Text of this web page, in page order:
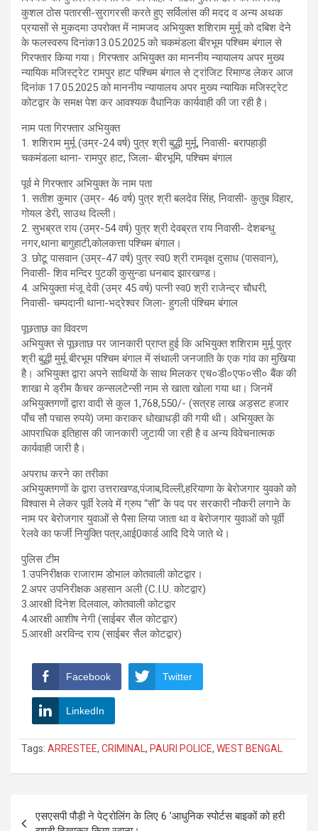
कुशल ठोस पतारसी-सुरागरसी करते हुए सर्विलांस की मदद व अन्य अथक
प्रयासों से मुकदमा उपरोक्त में नामजद अभियुक्त शशिराम मुर्मू को दबिश देने
के फलस्वरुप दिनांक13.05.2025 को चकमंडला बीरभूम पश्चिम बंगाल से
गिरफ्तार किया गया। गिरफ्तार अभियुक्त का माननीय न्यायालय अपर मुख्य
न्यायिक मजिस्ट्रेट रामपुर हाट पश्चिम बंगाल से ट्रांजिट रिमाण्ड लेकर आज
दिनांक 17.05.2025 को माननीय न्यायालय अपर मुख्य न्यायिक मजिस्ट्रेट
कोटद्वार के समक्ष पेश कर आवश्यक वैधानिक कार्यवाही की जा रही है।
नाम पता गिरफ्तार अभियुक्त
1. शशिराम मुर्मू (उम्र-24 वर्ष) पुत्र श्री बुद्धी मुर्मू, निवासी- बरापहाड़ी
चकमंडला थाना- रामपुर हाट, जिला- बीरभूमि, पश्चिम बंगाल
पूर्व मे गिरफ्तार अभियुक्त के नाम पता
1. सतीश कुमार (उम्र- 46 वर्ष) पुत्र श्री बलदेव सिंह, निवासी- कुतुब विहार,
गोयल डेरी, साउथ दिल्ली।
2. सुभब्रत राय (उम्र-54 वर्ष) पुत्र श्री देवब्रत राय निवासी- देशबन्धु
नगर,थाना बागुहाटी,कोलकत्ता पश्चिम बंगाल।
3. छोटू पासवान (उम्र-47 वर्ष) पुत्र स्व0 श्री रामवृक्ष दुसाध (पासवान),
निवासी- शिव मन्दिर पुटकी कुसुन्डा धनबाद झारखण्ड।
4. अभियुक्ता मंजू देवी (उम्र 45 वर्ष) पत्नी स्व0 श्री राजेन्द्र चौधरी,
निवासी- चम्पदानी थाना-भद्रेश्वर जिला- हुगली पंश्चिम बंगाल
पूछताछ का विवरण
अभियुक्त से पूछताछ पर जानकारी प्राप्त हुई कि अभियुक्त शशिराम मुर्मू पुत्र
श्री बुद्धी मुर्मू बीरभूम पश्चिम बंगाल में संथाली जनजाति के एक गांव का मुखिया
है। अभियुक्त द्वारा अपने साथियों के साथ मिलकर एच०डी०एफ०सी० बैंक की
शाखा मे ड्रीम कैचर कन्सलटेन्सी नाम से खाता खोला गया था। जिनमें
अभियुक्तगणों द्वारा वादी से कुल 1,768,550/- (सत्रह लाख अड़सट हजार
पाँच सौ पचास रुपये) जमा कराकर धोखाधड़ी की गयी थी। अभियुक्त के
आपराधिक इतिहास की जानकारी जुटायी जा रही है व अन्य विवेचनात्मक
कार्यवाही जारी है।
अपराध करने का तरीका
अभियुक्तगणों के द्वारा उत्तराखण्ड,पंजाब,दिल्ली,हरियाणा के बेरोजगार युवको को
विश्वास मे लेकर पूर्वी रेलवे में ग्रुप “सी” के पद पर सरकारी नौकरी लगाने के
नाम पर बेरोजगार युवाओं से पैसा लिया जाता था व बेरोजगार युवाओं को पूर्वी
रेलवे का फर्जी नियुक्ति पत्र,आई0कार्ड आदि दिये जाते थे।
पुलिस टीम
1.उपनिरीक्षक राजाराम डोभाल कोतवाली कोटद्वार।
2.अपर उपनिरीक्षक अहसान अली (C.I.U. कोटद्वार)
3.आरक्षी दिनेश दिलवाल, कोतवाली कोटद्वार
4.आरक्षी आशीष नेगी (साईबर सैल कोटद्वार)
5.आरक्षी अरविन्द राय (साईबर सैल कोटद्वार)
Facebook Twitter
LinkedIn
Tags: ARRESTEE, CRIMINAL , PAURI POLICE, WEST BENGAL
एसएसपी पौड़ी ने पेट्रोलिंग के लिए 6 ’आधुनिक स्पोर्टस बाइकों को हरी